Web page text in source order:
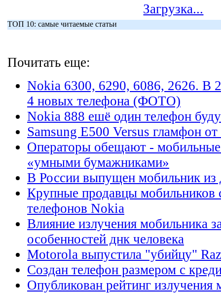
Загрузка...
ТОП 10: самые читаемые статьи
Почитать еще:
Nokia 6300, 6290, 6086, 2626. В
4 новых телефона (ФОТО)
Nokia 888 ешё один телефон
Samsung E500 Versus гламфон
Операторы обещают -
«умными бумажниками»
В России выпущен мобильник из
Крупные продавцы мобильников
телефонов Nokia
Влияние излучения мобильника
особенностей днк человека
Motorola выпустила "убийцу"
Создан телефон размером с
Опубликован рейтинг излучения